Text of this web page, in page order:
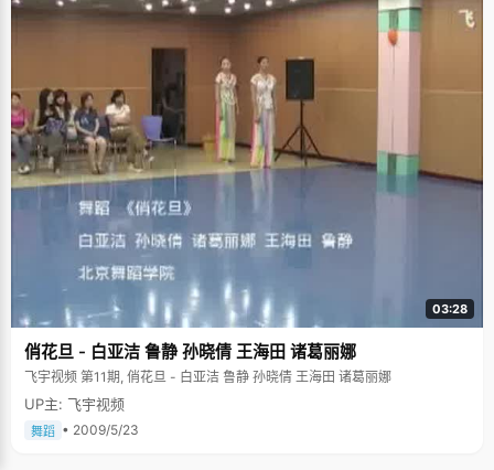
03:28
俏花旦 - 白亚洁 鲁静 孙晓倩 王海田 诸葛丽娜
飞宇视频 第11期, 俏花旦 - 白亚洁 鲁静 孙晓倩 王海田 诸葛丽娜
UP主: 飞宇视频
舞蹈 • 2009/5/23